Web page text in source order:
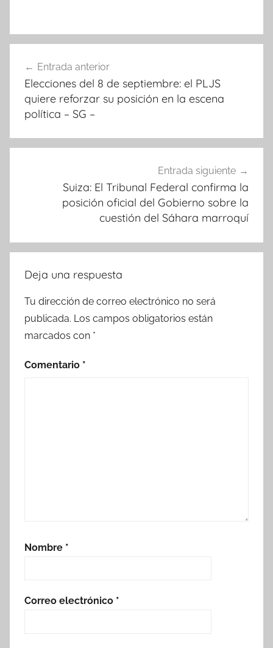
de
entradas
Entrada anterior
Elecciones del 8 de septiembre: el PLJS
quiere reforzar su posición en la escena
política – SG –
Entrada siguiente
Suiza: El Tribunal Federal confirma la
posición oficial del Gobierno sobre la
cuestión del Sáhara marroquí
Deja una respuesta
Tu dirección de correo electrónico no será
publicada. Los campos obligatorios están
marcados con *
Comentario *
Nombre *
Correo electrónico *